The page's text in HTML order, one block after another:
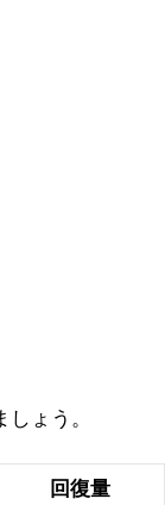
ょう。
回復量